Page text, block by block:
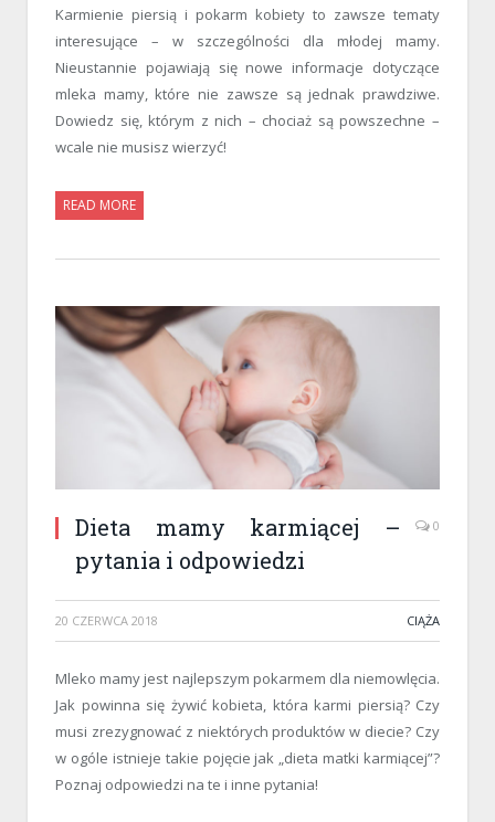
Karmienie piersią i pokarm kobiety to zawsze tematy
interesujące – w szczególności dla młodej mamy.
Nieustannie pojawiają się nowe informacje dotyczące
mleka mamy, które nie zawsze są jednak prawdziwe.
Dowiedz się, którym z nich – chociaż są powszechne –
wcale nie musisz wierzyć!
READ MORE
Dieta mamy karmiącej –
pytania i odpowiedzi
0
20 CZERWCA 2018 CIĄŻA
Mleko mamy jest najlepszym pokarmem dla niemowlęcia.
Jak powinna się żywić kobieta, która karmi piersią? Czy
musi zrezygnować z niektórych produktów w diecie? Czy
w ogóle istnieje takie pojęcie jak „dieta matki karmiącej”?
Poznaj odpowiedzi na te i inne pytania!